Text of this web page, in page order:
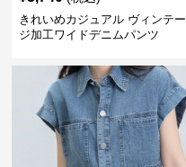
きれいめカジュアル ヴィンテー
ジ加工ワイドデニムパンツ